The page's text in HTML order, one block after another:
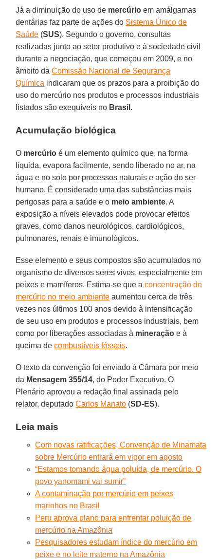
Já a diminuição do uso de mercúrio em amálgamas
dentárias faz parte de ações do Sistema Único de
Saúde (SUS). Segundo o governo, consultas
realizadas junto ao setor produtivo e à sociedade civil
durante a negociação, que começou em 2009, e no
âmbito daComissão Nacional de Segurança
Química indicaram que os prazos para a proibição do
uso do mercúrio nos produtos e processos industriais
listados são exequíveis no Brasil .
Acumulação biológica
O mercúrio é um elemento químico que, na forma
líquida, evapora facilmente, sendo liberado no ar, na
água e no solo por processos naturais e ação do ser
humano. É considerado uma das substâncias mais
perigosas para a saúde e o meio ambiente. A
exposição a níveis elevados pode provocar efeitos
graves, como danos neurológicos, cardiológicos,
pulmonares, renais e imunológicos.
Esse elemento e seus compostos são acumulados no
organismo de diversos seres vivos, especialmente em
peixes e mamíferos. Estima-se que aconcentração de
mercúrio no meio ambiente aumentou cerca de três
vezes nos últimos 100 anos devido à intensificação
de seu uso em produtos e processos industriais, bem
como por liberações associadas à mineração e à
queima decombustíveis fósseis.
O texto da convenção foi enviado à Câmara por meio
da Mensagem 355/14, do Poder Executivo. O
Plenário aprovou a redação final assinada pelo
relator, deputadoCarlos Manato (SD-ES).
Leia mais
Com novas ratificações, Convenção de Minamata
sobre Mercúrio entrará em vigor em agosto
“Estamos tomando água poluída, de mercúrio. O
povo yanomami vai sumir”
A contaminação por mercúrio em peixes
marinhos no Brasil
Peru aprova plano para enfrentar poluição de
mercúrio na Amazônia
Pesquisadores estudam índice do mercúrio em
peixe e no leite materno na Amazônia